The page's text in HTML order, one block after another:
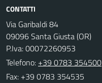
CONTATTI
Via Garibaldi 84
09096 Santa Giusta (OR)
P.Iva: 00072260953
Telefono: +39 0783 354500
Fax: +39 0783 354535